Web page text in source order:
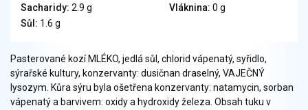
Přílohy
Zelenina
Brambory, luštěniny, houby
Sladkosti, slané výrobky
Sacharidy: 2.9 g Vláknina: 0 g
Sůl: 1.6 g
Pasterované kozí MLÉKO, jedlá sůl, chlorid vápenatý, syřidlo,
sýrařské kultury, konzervanty: dusičnan draselný, VAJEČNÝ
lysozym. Kůra sýru byla ošetřena konzervanty: natamycin, sorban
vápenatý a barvivem: oxidy a hydroxidy železa. Obsah tuku v